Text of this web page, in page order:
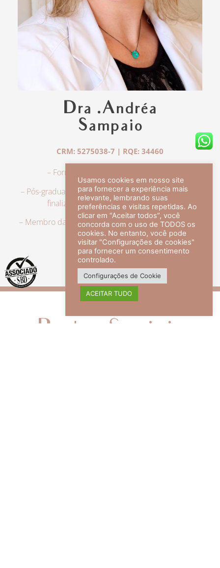
Dra .Andréa
Sampaio
CRM: 5275038-7 | RQE: 34460
– Formação em Medicina pela UFRJ.
– Pós-graduação em Dermatologia pela UFRJ, tendo
finalizado a especialização em 2007.
– Membro da Sociedade Brasileira de Dermatologia,
com título de especialista.
veja mais +
Redes Sociais
Usamos cookies em nosso site
para fornecer a experiência mais
relevante, lembrando suas
preferências e visitas repetidas. Ao
clicar em “Aceitar todos”, você
concorda com o uso de TODOS os
cookies. No entanto, você pode
visitar "Configurações de cookies"
para fornecer um consentimento
controlado.
Configurações de Cookie
ACEITAR TUDO